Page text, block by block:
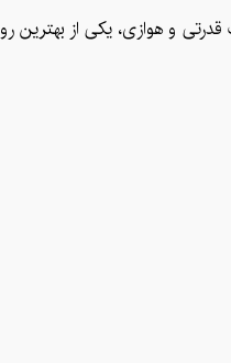
و هوازی، یکی از